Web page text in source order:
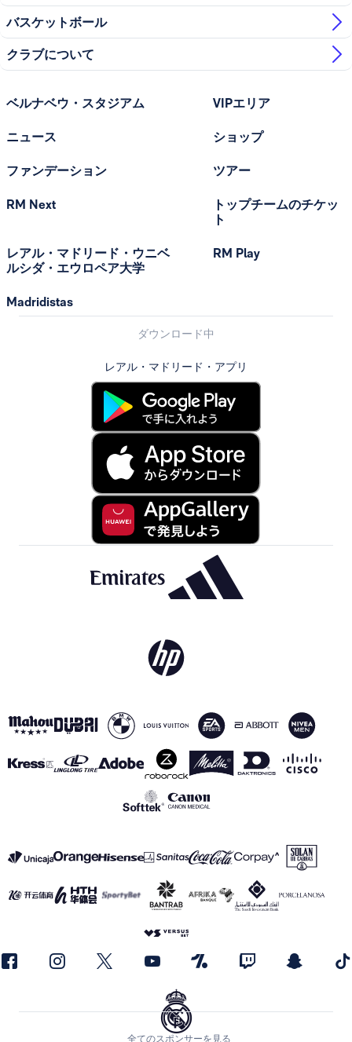
バスケットボール
クラブについて
ベルナベウ・スタジアム
ニュース
ファンデーション
RM Next
レアル・マドリード・ウニベ
ルシダ・エウロペア大学
Madridistas
VIPエリア
ショップ
ツアー
トップチームのチケッ
ト
RM Play
ダウンロード中
レアル・マドリード・アプリ
全てのスポンサーを見る